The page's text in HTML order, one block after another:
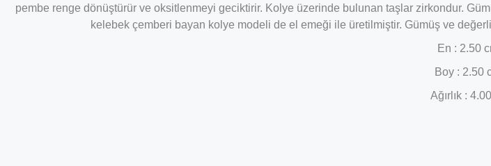
pembe renge dönüştürür ve oksitlenmeyi geciktirir. Kolye üzerinde bulunan taşlar zirkondur.
kelebek çemberi bayan kolye modeli de el emeği ile üretilmiştir. Gümüş ve
En : 2.50
Boy : 2.50
Ağırlık :